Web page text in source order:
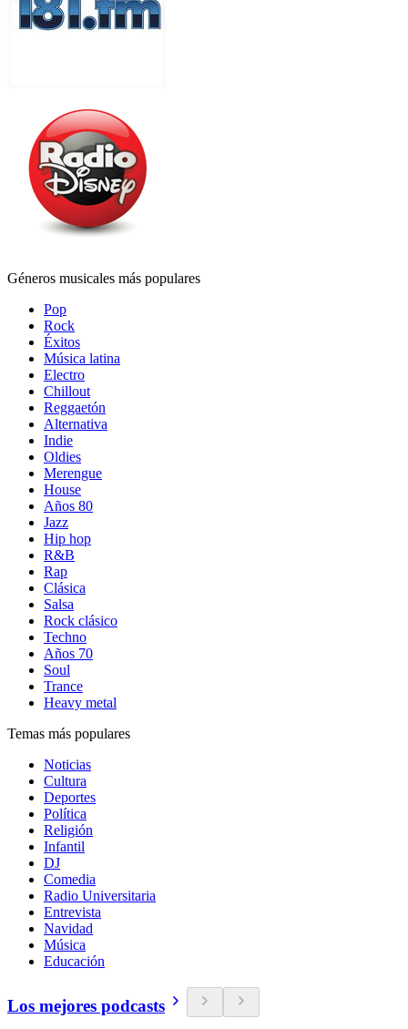
Géneros musicales más populares
Pop
Rock
Éxitos
Música latina
Electro
Chillout
Reggaetón
Alternativa
Indie
Oldies
Merengue
House
Años 80
Jazz
Hip hop
R&B
Rap
Clásica
Salsa
Rock clásico
Techno
Años 70
Soul
Trance
Heavy metal
Temas más populares
Noticias
Cultura
Deportes
Política
Religión
Infantil
DJ
Comedia
Radio Universitaria
Entrevista
Navidad
Música
Educación
Los mejores podcasts